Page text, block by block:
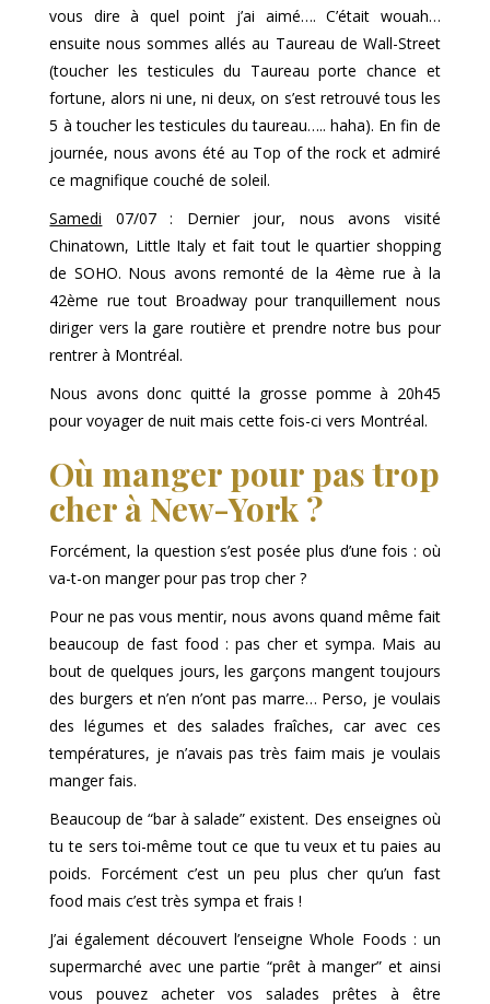
vous dire à quel point j’ai aimé…. C’était wouah…
ensuite nous sommes allés au Taureau de Wall-Street
(toucher les testicules du Taureau porte chance et
fortune, alors ni une, ni deux, on s’est retrouvé tous les
5 à toucher les testicules du taureau….. haha). En fin de
journée, nous avons été au Top of the rock et admiré
ce magnifique couché de soleil.
Samedi 07/07 : Dernier jour, nous avons visité
Chinatown, Little Italy et fait tout le quartier shopping
de SOHO. Nous avons remonté de la 4ème rue à la
42ème rue tout Broadway pour tranquillement nous
diriger vers la gare routière et prendre notre bus pour
rentrer à Montréal.
Nous avons donc quitté la grosse pomme à 20h45
pour voyager de nuit mais cette fois-ci vers Montréal.
Où manger pour pas trop
cher à New-York ?
Forcément, la question s’est posée plus d’une fois : où
va-t-on manger pour pas trop cher ?
Pour ne pas vous mentir, nous avons quand même fait
beaucoup de fast food : pas cher et sympa. Mais au
bout de quelques jours, les garçons mangent toujours
des burgers et n’en n’ont pas marre… Perso, je voulais
des légumes et des salades fraîches, car avec ces
températures, je n’avais pas très faim mais je voulais
manger fais.
Beaucoup de “bar à salade” existent. Des enseignes où
tu te sers toi-même tout ce que tu veux et tu paies au
poids. Forcément c’est un peu plus cher qu’un fast
food mais c’est très sympa et frais !
J’ai également découvert l’enseigne Whole Foods : un
supermarché avec une partie “prêt à manger” et ainsi
vous pouvez acheter vos salades prêtes à être